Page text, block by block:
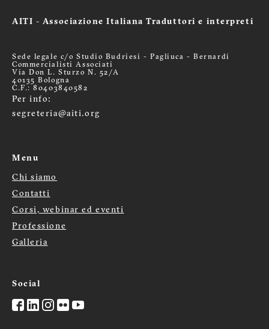
AITI - Associazione Italiana Traduttori e interpreti
Sede legale c/o Studio Budriesi - Pagliuca - Bernardi
Commercialisti Associati
Via Don L. Sturzo N. 52/A
40135 Bologna
C.F.: 80403840582
Per info:
segreteria@aiti.org
Menu
Menù
Chi siamo
Contatti
Corsi, webinar ed eventi
Professione
Galleria
Social